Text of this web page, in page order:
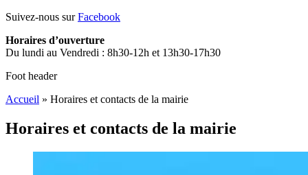
Suivez-nous surFacebook
Horaires d’ouverture
Du lundi au Vendredi : 8h30-12h et 13h30-17h30
Foot header
Accueil » Horaires et contacts de la mairie
Horaires et contacts de la mairie